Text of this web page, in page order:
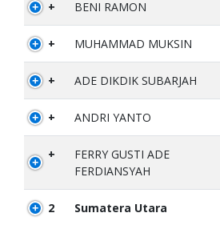
+ BENI RAMON
+ MUHAMMAD MUKSIN
+ ADE DIKDIK SUBARJAH
+ ANDRI YANTO
+
FERRY GUSTI ADE
FERDIANSYAH
2 Sumatera Utara